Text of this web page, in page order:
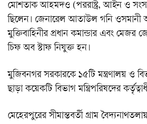
মোশতাক আহমদও (পররাষ্ট্র, আইন ও
ছিলেন। জেনারেল আতাউল গনি ওসমানী
মুক্তিবাহিনীর প্রধান কমান্ডার এবং
চিফ অব স্টাফ নিযুক্ত হন।
মুজিবনগর সরকারকে ১৫টি মন্ত্রণালয় ও
ছাড়া কয়েকটি বিভাগ মন্ত্রিপরিষদের
মেহেরপুরের সীমান্তবর্তী গ্রাম